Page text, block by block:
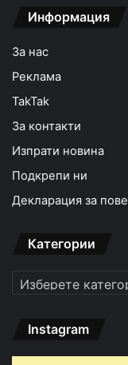
Информация
За нас
Реклама
TakTak
За контакти
Изпрати новина
Подкрепи ни
Декларация за
Категории
Категории
Instagram